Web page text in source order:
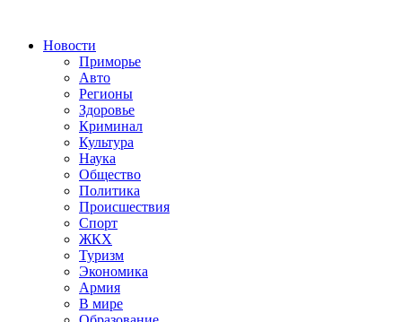
Новости
Приморье
Авто
Регионы
Здоровье
Криминал
Культура
Наука
Общество
Политика
Происшествия
Спорт
ЖКХ
Туризм
Экономика
Армия
В мире